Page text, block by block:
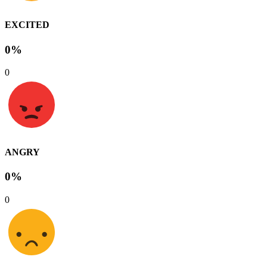
EXCITED
0%
0
ANGRY
0%
0